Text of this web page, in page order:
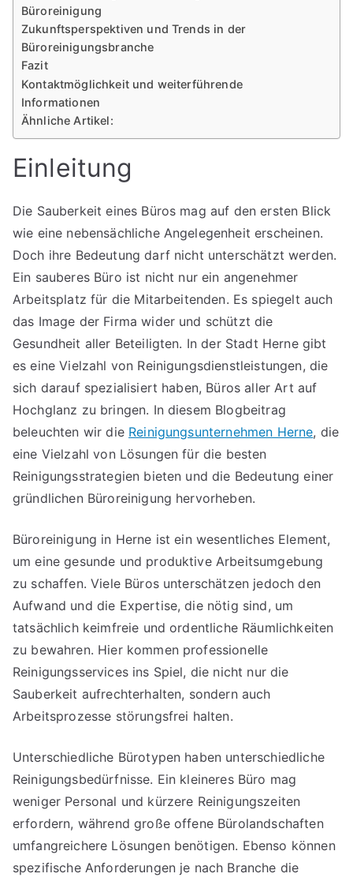
Büroreinigung
Zukunftsperspektiven und Trends in der
Büroreinigungsbranche
Fazit
Kontaktmöglichkeit und weiterführende
Informationen
Ähnliche Artikel:
Einleitung
Die Sauberkeit eines Büros mag auf den ersten Blick
wie eine nebensächliche Angelegenheit erscheinen.
Doch ihre Bedeutung darf nicht unterschätzt werden.
Ein sauberes Büro ist nicht nur ein angenehmer
Arbeitsplatz für die Mitarbeitenden. Es spiegelt auch
das Image der Firma wider und schützt die
Gesundheit aller Beteiligten. In der Stadt Herne gibt
es eine Vielzahl von Reinigungsdienstleistungen, die
sich darauf spezialisiert haben, Büros aller Art auf
Hochglanz zu bringen. In diesem Blogbeitrag
beleuchten wir die Reinigungsunternehmen Herne, die
eine Vielzahl von Lösungen für die besten
Reinigungsstrategien bieten und die Bedeutung einer
gründlichen Büroreinigung hervorheben.
Büroreinigung in Herne ist ein wesentliches Element,
um eine gesunde und produktive Arbeitsumgebung
zu schaffen. Viele Büros unterschätzen jedoch den
Aufwand und die Expertise, die nötig sind, um
tatsächlich keimfreie und ordentliche Räumlichkeiten
zu bewahren. Hier kommen professionelle
Reinigungsservices ins Spiel, die nicht nur die
Sauberkeit aufrechterhalten, sondern auch
Arbeitsprozesse störungsfrei halten.
Unterschiedliche Bürotypen haben unterschiedliche
Reinigungsbedürfnisse. Ein kleineres Büro mag
weniger Personal und kürzere Reinigungszeiten
erfordern, während große offene Bürolandschaften
umfangreichere Lösungen benötigen. Ebenso können
spezifische Anforderungen je nach Branche die